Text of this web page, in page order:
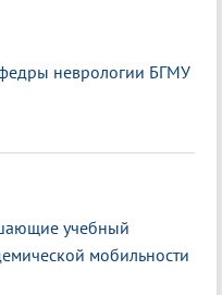
неврологии БГМУ
учебный
мобильности